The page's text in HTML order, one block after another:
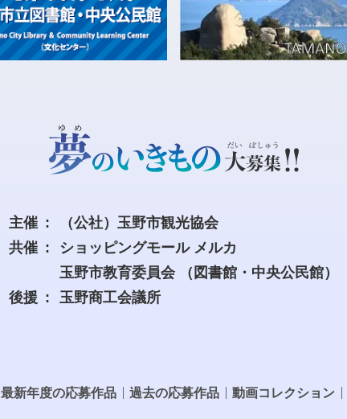
主催
（公社）玉野市観光協会
共催
ショッピングモール メルカ
玉野市教育委員会
（図書館・中央公民館）
後援
玉野商工会議所
最新年度の応募作品 過去の応募作品 動画コレクション